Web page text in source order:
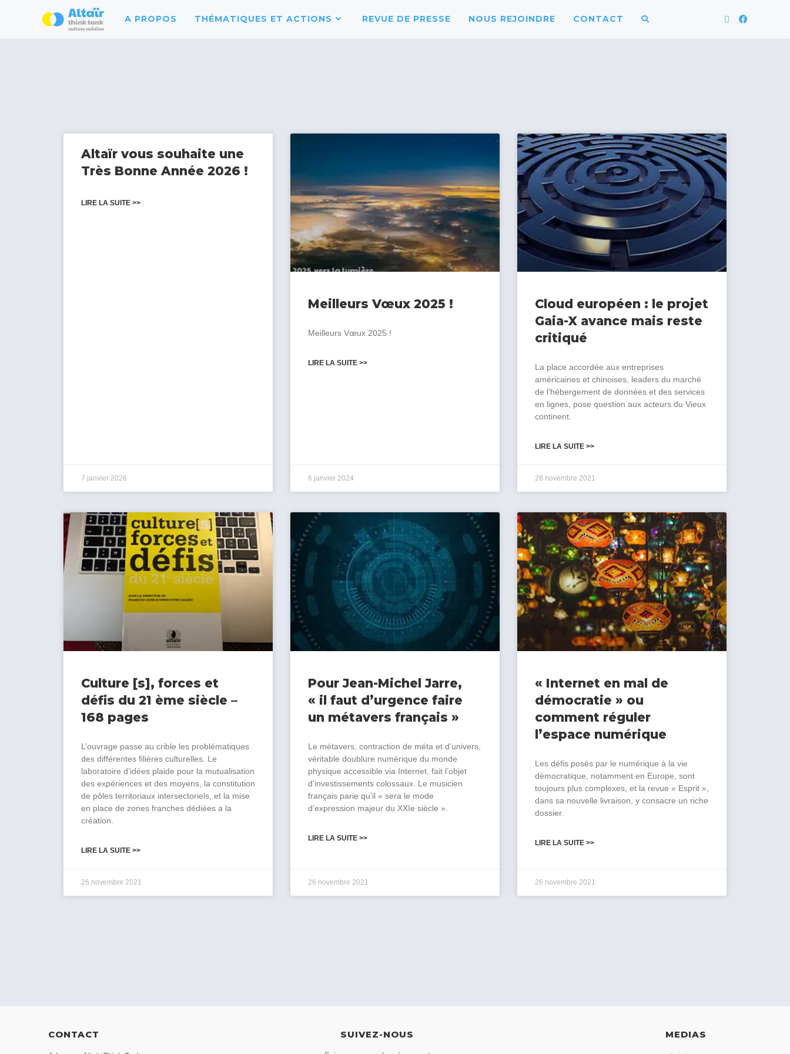
A PROPOS THÉMATIQUES ET ACTIONS REVUE DE PRESSE NOUS REJOINDRE CONTACT
Altaïr vous souhaite une
Très Bonne Année 2026 !
LIRE LA SUITE >>
7 janvier 2026
Meilleurs Vœux 2025 !
Meilleurs Vœux 2025 !
LIRE LA SUITE >>
6 janvier 2024
Cloud européen : le projet
Gaia-X avance mais reste
critiqué
La place accordée aux entreprises
américaines et chinoises, leaders du marché
de l’hébergement de données et des services
en lignes, pose question aux acteurs du Vieux
continent.
LIRE LA SUITE >>
28 novembre 2021
Culture [s], forces et
défis du 21 ème siècle –
168 pages
L’ouvrage passe au crible les problématiques
des différentes filières culturelles. Le
laboratoire d’idées plaide pour la mutualisation
des expériences et des moyens, la constitution
de pôles territoriaux intersectoriels, et la mise
en place de zones franches dédiées а la
création.
LIRE LA SUITE >>
26 novembre 2021
Pour Jean-Michel Jarre,
« il faut d’urgence faire
un métavers français »
Le métavers, contraction de méta et d’univers,
véritable doublure numérique du monde
physique accessible via Internet, fait l’objet
d’investissements colossaux. Le musicien
français parie qu’il « sera le mode
d’expression majeur du XXIe siècle ».
LIRE LA SUITE >>
26 novembre 2021
« Internet en mal de
démocratie » ou
comment réguler
l’espace numérique
Les défis posés par le numérique à la vie
démocratique, notamment en Europe, sont
toujours plus complexes, et la revue « Esprit »,
dans sa nouvelle livraison, y consacre un riche
dossier.
LIRE LA SUITE >>
26 novembre 2021
CONTACT SUIVEZ-NOUS MEDIAS